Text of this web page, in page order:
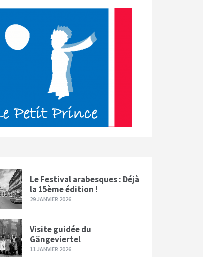
Le Festival arabesques : Déjà
la 15ème édition !
29 JANVIER 2026
Visite guidée du
Gängeviertel
11 JANVIER 2026